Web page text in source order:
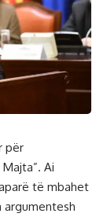
për
Ai
të mbahet